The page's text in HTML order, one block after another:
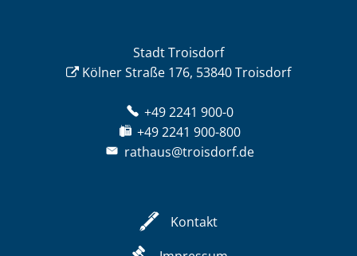
Stadt Troisdorf
Kölner Straße 176, 53840 Troisdorf
+49 2241 900-0
+49 2241 900-800
rathaus@troisdorf.de
Kontakt